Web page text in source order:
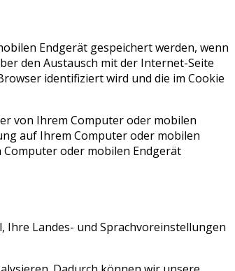
Endgerät gespeichert werden, wenn
den Austausch mit der Internet-Seite
identifiziert wird und die im Cookie
von Ihrem Computer oder mobilen
auf Ihrem Computer oder mobilen
Computer oder mobilen Endgerät
Ihre Landes- und Sprachvoreinstellungen